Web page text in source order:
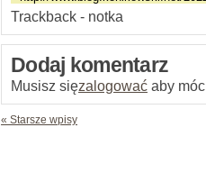
Trackback - notka
Dodaj komentarz
Musisz sięzalogować aby
« Starsze wpisy